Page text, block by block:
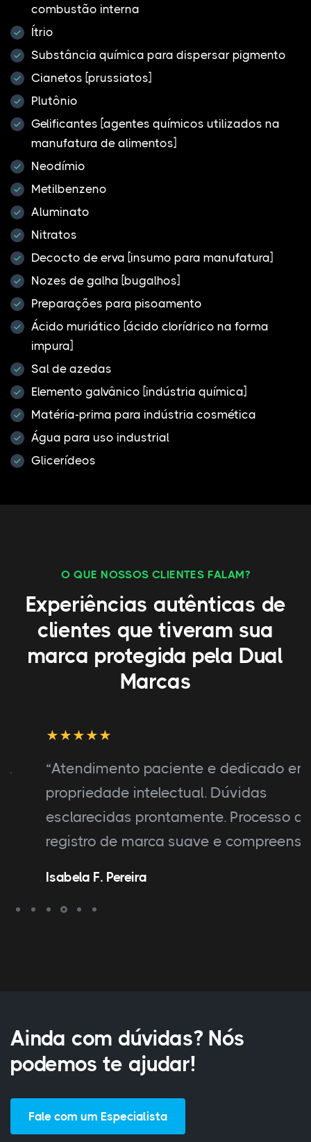
combustão interna
Ítrio
Substância química para dispersar pigmento
Cianetos [prussiatos]
Plutônio
Gelificantes [agentes químicos utilizados na
manufatura de alimentos]
Neodímio
Metilbenzeno
Aluminato
Nitratos
Decocto de erva [insumo para manufatura]
Nozes de galha [bugalhos]
Preparações para pisoamento
Ácido muriático [ácido clorídrico na forma
impura]
Sal de azedas
Elemento galvânico [indústria química]
Matéria-prima para indústria cosmética
Água para uso industrial
Glicerídeos
O QUE NOSSOS CLIENTES FALAM?
Experiências autênticas de
clientes que tiveram sua
marca protegida pela Dual
Marcas
“Atendimento paciente e dedicado em
propriedade intelectual. Dúvidas
esclarecidas prontamente. Processo de
registro de marca suave e compreensível.”
Isabela F. Pereira
Ainda com dúvidas? Nós
podemos te ajudar!
Fale com um Especialista